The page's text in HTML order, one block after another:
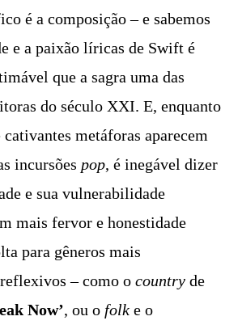
é a composição – e sabemos
e a paixão líricas de Swift é
que a sagra uma das
do século XXI. E, enquanto
metáforas aparecem
incursões pop, é inegável dizer
e sua vulnerabilidade
mais fervor e honestidade
para gêneros mais
– como o country de
Now’, ou o folk e o